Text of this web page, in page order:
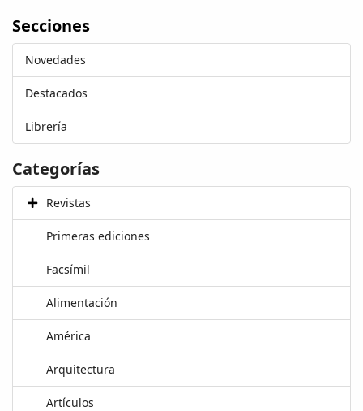
Secciones
Novedades
Destacados
Librería
Categorías
Revistas
Primeras ediciones
Facsímil
Alimentación
América
Arquitectura
Artículos